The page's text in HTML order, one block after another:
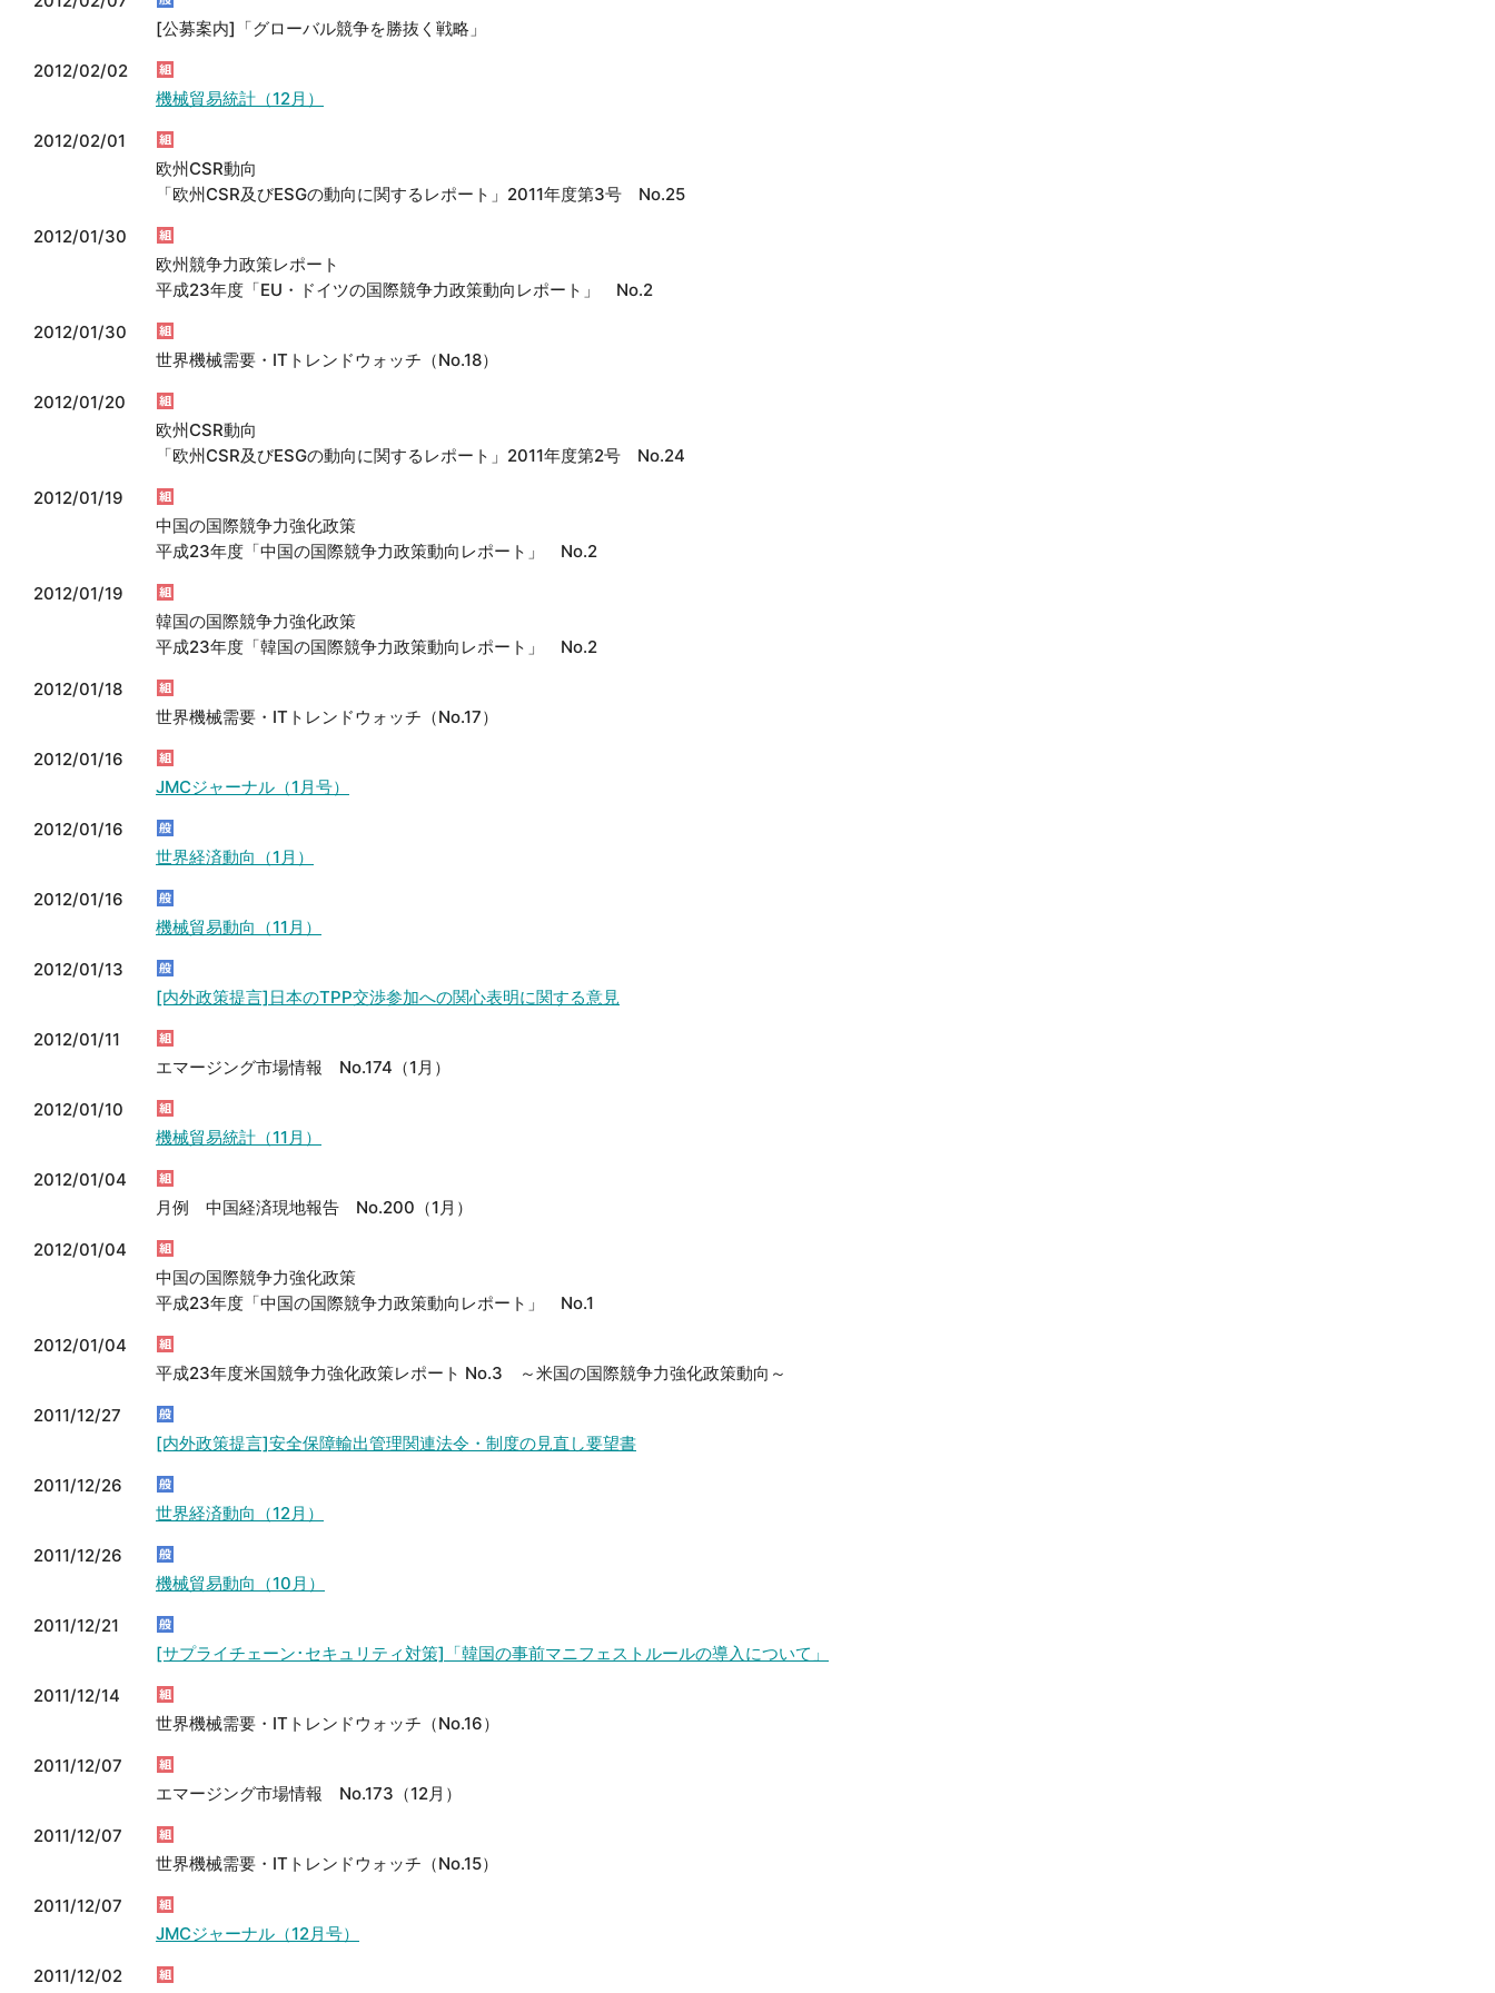
[公募案内]「グローバル競争を勝抜く戦略」
2012/02/02
機械貿易統計（12月）
2012/02/01
欧州CSR動向
「欧州CSR及びESGの動向に関するレポート」2011年度第3号 No.25
2012/01/30
欧州競争力政策レポート
平成23年度「EU・ドイツの国際競争力政策動向レポート」 No.2
2012/01/30
世界機械需要・ITトレンドウォッチ（No.18）
2012/01/20
欧州CSR動向
「欧州CSR及びESGの動向に関するレポート」2011年度第2号 No.24
2012/01/19
中国の国際競争力強化政策
平成23年度「中国の国際競争力政策動向レポート」 No.2
2012/01/19
韓国の国際競争力強化政策
平成23年度「韓国の国際競争力政策動向レポート」 No.2
2012/01/18
世界機械需要・ITトレンドウォッチ（No.17）
2012/01/16
JMCジャーナル（1月号）
2012/01/16
世界経済動向（1月）
2012/01/16
機械貿易動向（11月）
2012/01/13
[内外政策提言]日本のTPP交渉参加への関心表明に関する意見
2012/01/11
エマージング市場情報 No.174（1月）
2012/01/10
機械貿易統計（11月）
2012/01/04
月例 中国経済現地報告 No.200（1月）
2012/01/04
中国の国際競争力強化政策
平成23年度「中国の国際競争力政策動向レポート」 No.1
2012/01/04
平成23年度米国競争力強化政策レポート No.3 ～米国の国際競争力強化政策動向～
2011/12/27
[内外政策提言]安全保障輸出管理関連法令・制度の見直し要望書
2011/12/26
世界経済動向（12月）
2011/12/26
機械貿易動向（10月）
2011/12/21
[サプライチェーン･セキュリティ対策]「韓国の事前マニフェストルールの導入について」
2011/12/14
世界機械需要・ITトレンドウォッチ（No.16）
2011/12/07
エマージング市場情報 No.173（12月）
2011/12/07
世界機械需要・ITトレンドウォッチ（No.15）
2011/12/07
JMCジャーナル（12月号）
2011/12/02